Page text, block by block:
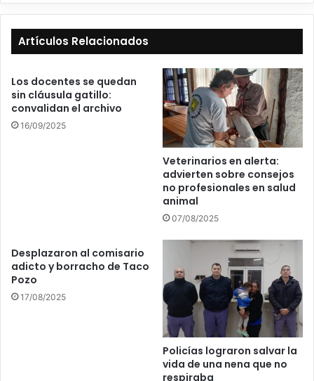
Artículos Relacionados
Los docentes se quedan
sin cláusula gatillo:
convalidan el archivo
16/09/2025
Veterinarios en alerta:
advierten sobre consejos
no profesionales en salud
animal
07/08/2025
Desplazaron al comisario
adicto y borracho de Taco
Pozo
17/08/2025
Policías lograron salvar la
vida de una nena que no
respiraba